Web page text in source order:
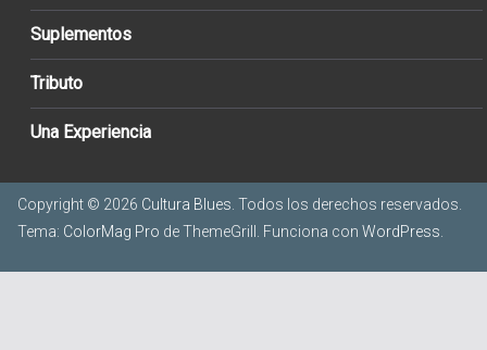
Suplementos
Tributo
Una Experiencia
Copyright © 2026 Cultura Blues . Todos los derechos reservados.
Tema: ColorMag Pro de ThemeGrill. Funciona con WordPress